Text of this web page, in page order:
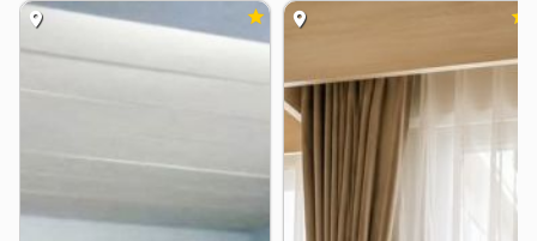
คณะแพทยศาสตร์วชิรพยาบาล มหาวิทยาลัยนวมินทราธิ
ราช
2.6 กม.
รพ.ยันฮี 3.0 กม.
สะพานกรุงธนฯ(สะพานซังฮี้) 1.9 กม.
แยกชัยพฤกษ์-ตลิ่งชัน 2.5 กม.